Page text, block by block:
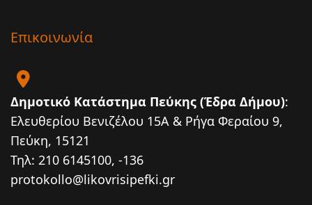
Επικοινωνία
Δημοτικό Κατάστημα Πεύκης (Έδρα Δήμου):
Ελευθερίου Βενιζέλου 15Α & Ρήγα Φεραίου 9,
Πεύκη, 15121
Τηλ: 210 6145100, -136
protokollo@likovrisipefki.gr